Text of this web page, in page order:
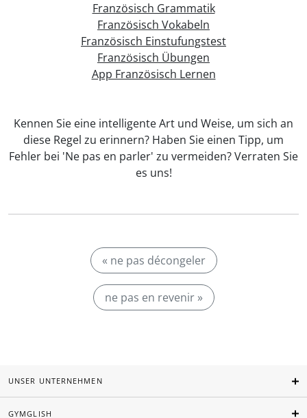
Französisch Grammatik
Französisch Vokabeln
Französisch Einstufungstest
Französisch Übungen
App Französisch Lernen
Kennen Sie eine intelligente Art und Weise, um sich an
diese Regel zu erinnern? Haben Sie einen Tipp, um
Fehler bei 'Ne pas en parler' zu vermeiden? Verraten Sie
es uns!
« ne pas décongeler
ne pas en revenir »
UNSER UNTERNEHMEN
GYMGLISH